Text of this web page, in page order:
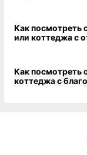
Как посмотреть
Как посмотреть